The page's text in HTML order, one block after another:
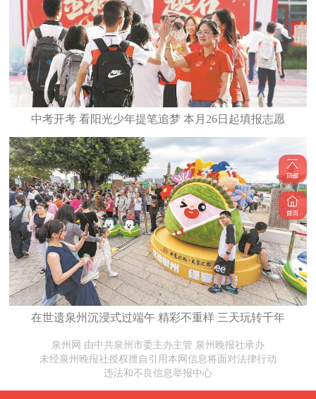
中考开考 看阳光少年提笔追梦 本月26日起填报志愿
在世遗泉州沉浸式过端午 精彩不重样 三天玩转千年
泉州网 由中共泉州市委主办主管 泉州晚报社承办
未经泉州晚报社授权擅自引用本网信息将面对法律行动
违法和不良信息举报中心